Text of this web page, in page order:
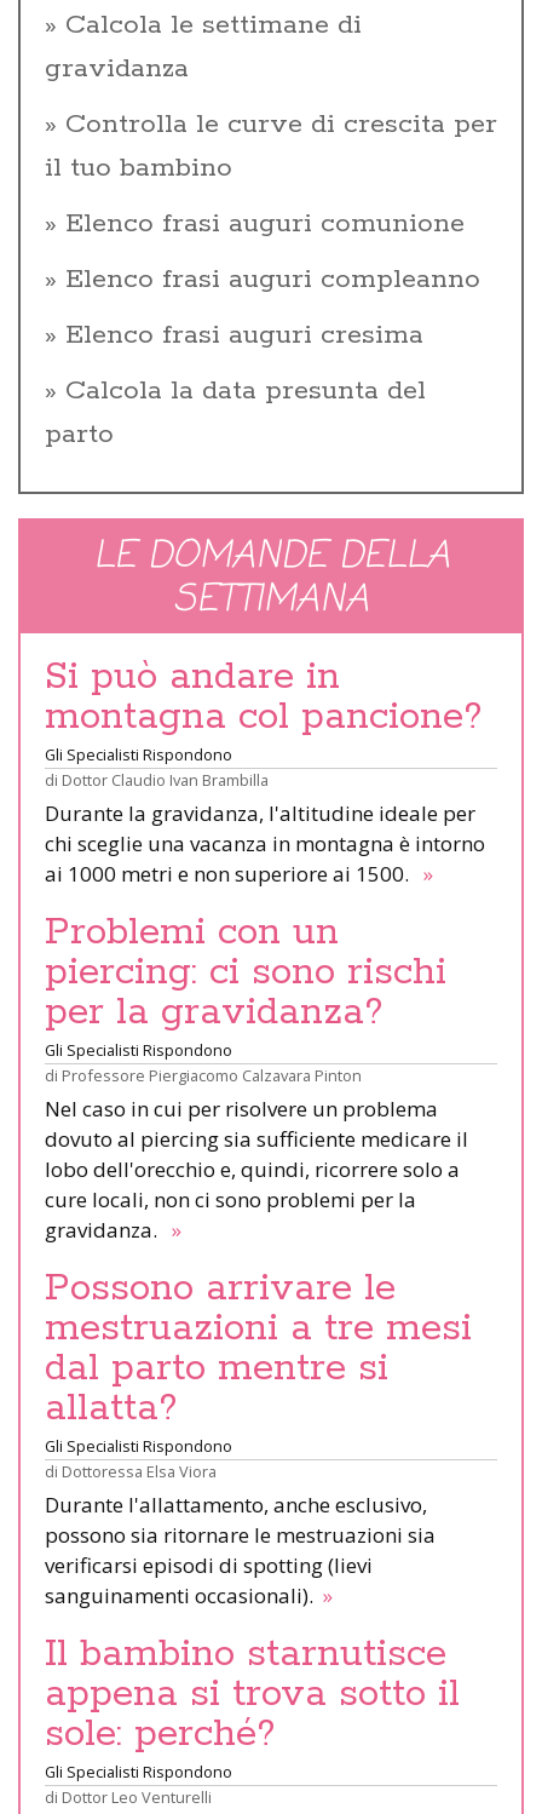
Calcola le settimane di
gravidanza
Controlla le curve di crescita per
il tuo bambino
Elenco frasi auguri comunione
Elenco frasi auguri compleanno
Elenco frasi auguri cresima
Calcola la data presunta del
parto
LE DOMANDE DELLA
SETTIMANA
Si può andare in
montagna col pancione?
Gli Specialisti Rispondono
di Dottor Claudio Ivan Brambilla
Durante la gravidanza, l'altitudine ideale per
chi sceglie una vacanza in montagna è intorno
ai 1000 metri e non superiore ai 1500. »
Problemi con un
piercing: ci sono rischi
per la gravidanza?
Gli Specialisti Rispondono
di Professore Piergiacomo Calzavara Pinton
Nel caso in cui per risolvere un problema
dovuto al piercing sia sufficiente medicare il
lobo dell'orecchio e, quindi, ricorrere solo a
cure locali, non ci sono problemi per la
gravidanza. »
Possono arrivare le
mestruazioni a tre mesi
dal parto mentre si
allatta?
Gli Specialisti Rispondono
di Dottoressa Elsa Viora
Durante l'allattamento, anche esclusivo,
possono sia ritornare le mestruazioni sia
verificarsi episodi di spotting (lievi
sanguinamenti occasionali). »
Il bambino starnutisce
appena si trova sotto il
sole: perché?
Gli Specialisti Rispondono
di Dottor Leo Venturelli